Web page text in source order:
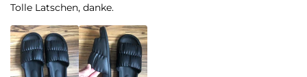
Tolle Latschen, danke.